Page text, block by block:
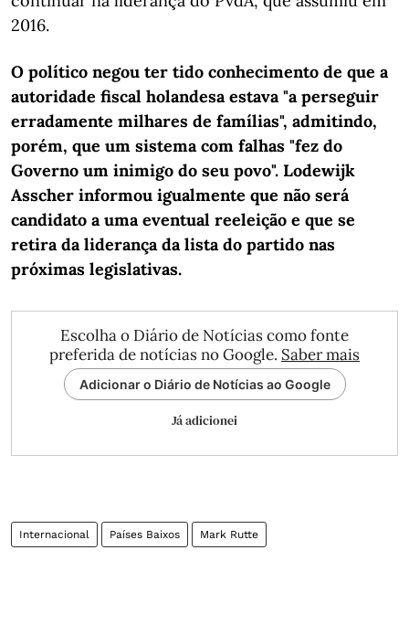
2016.
O político negou ter tido conhecimento de que a
autoridade fiscal holandesa estava "a perseguir
erradamente milhares de famílias", admitindo,
porém, que um sistema com falhas "fez do
Governo um inimigo do seu povo". Lodewijk
Asscher informou igualmente que não será
candidato a uma eventual reeleição e que se
retira da liderança da lista do partido nas
próximas legislativas.
Escolha o Diário de Notícias como fonte
preferida de notícias no Google. Saber mais
Adicionar o Diário de Notícias ao Google
Já adicionei
Internacional Países Baixos Mark Rutte